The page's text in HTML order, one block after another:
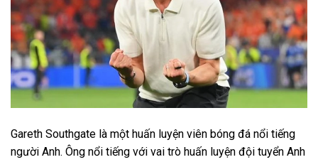
Gareth Southgate là một huấn luyện viên bóng đá nổi tiếng
người Anh. Ông nổi tiếng với vai trò huấn luyện đội tuyển Anh